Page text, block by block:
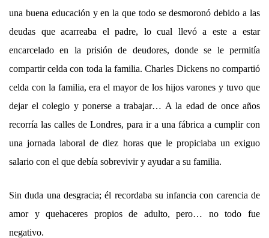
una buena educación y en la que todo se desmoronó debido a las
deudas que acarreaba el padre, lo cual llevó a este a estar
encarcelado en la prisión de deudores, donde se le permitía
compartir celda con toda la familia. Charles Dickens no compartió
celda con la familia, era el mayor de los hijos varones y tuvo que
dejar el colegio y ponerse a trabajar… A la edad de once años
recorría las calles de Londres, para ir a una fábrica a cumplir con
una jornada laboral de diez horas que le propiciaba un exiguo
salario con el que debía sobrevivir y ayudar a su familia.
Sin duda una desgracia; él recordaba su infancia con carencia de
amor y quehaceres propios de adulto, pero… no todo fue
negativo.